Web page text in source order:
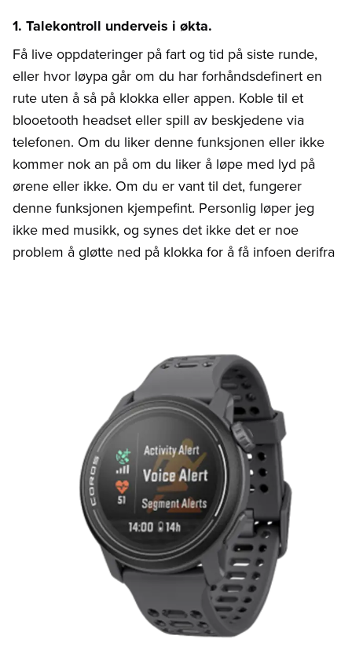
1. Talekontroll underveis i økta.
Få live oppdateringer på fart og tid på siste runde,
eller hvor løypa går om du har forhåndsdefinert en
rute uten å så på klokka eller appen. Koble til et
blooetooth headset eller spill av beskjedene via
telefonen. Om du liker denne funksjonen eller ikke
kommer nok an på om du liker å løpe med lyd på
ørene eller ikke. Om du er vant til det, fungerer
denne funksjonen kjempefint. Personlig løper jeg
ikke med musikk, og synes det ikke det er noe
problem å gløtte ned på klokka for å få infoen derifra